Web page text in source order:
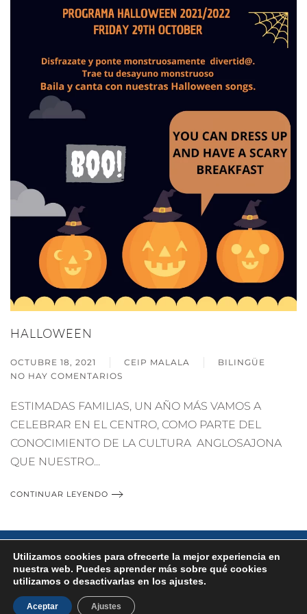
HALLOWEEN
OCTUBRE 18, 2021 CEIP MALALA
BILINGÜE
NO HAY COMENTARIOS
EN
ESTIMADAS FAMILIAS, UN AÑO MÁS VAMOS A
CELEBRAR EN EL CENTRO, COMO PARTE DEL
CONOCIMIENTO DE LA CULTURA ANGLOSAJONA
QUE NUESTRO...
CONTINUAR LEYENDO
POLÍTICA DE PRIVACIDAD POLÍTICA DE COOKIES
© 2026CEIP Malala - Mairena del Aljarafe - Sevilla.
Utilizamos cookies para ofrecerte la mejor experiencia en
nuestra web. Puedes aprender más sobre qué cookies
utilizamos o desactivarlas en los ajustes.
Aceptar Ajustes